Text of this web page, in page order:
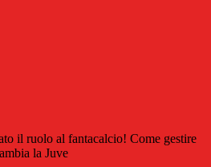
il ruolo al fantacalcio! Come gestire
la Juve